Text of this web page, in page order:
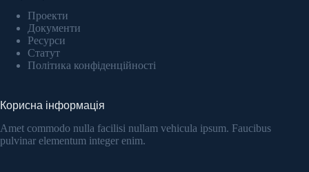
Проекти
Документи
Ресурси
Статут
Політика конфіденційності
Корисна інформація
Amet commodo nulla facilisi nullam vehicula ipsum. Faucibus
pulvinar elementum integer enim.